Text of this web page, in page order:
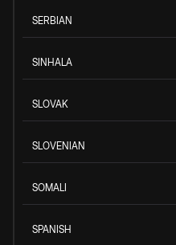
SERBIAN
SINHALA
SLOVAK
SLOVENIAN
SOMALI
SPANISH